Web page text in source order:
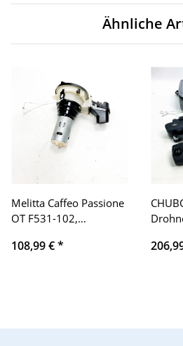
Ähnliche
Melitta Caffeo Passione
OT F531-102,
Milchbehälter, Original
108,99 €*